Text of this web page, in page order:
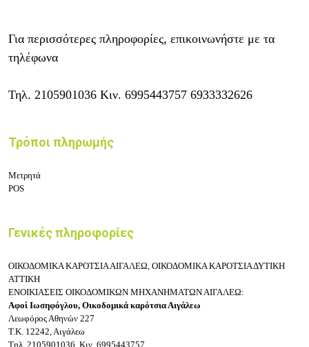
Για περισσότερες πληροφορίες, επικοινωνήστε με τα
τηλέφωνα
Τηλ. 2105901036 Κιν. 6995443757 6933332626
Τρόποι πληρωμής
Μετρητά
POS
Γενικές πληροφορίες
ΟΙΚΟΔΟΜΙΚΑ ΚΑΡΟΤΣΙΑ ΑΙΓΑΛΕΩ, ΟΙΚΟΔΟΜΙΚΑ ΚΑΡΟΤΣΙΑ ΔΥΤΙΚΗ
ΑΤΤΙΚΗ
ΕΝΟΙΚΙΑΣΕΙΣ ΟΙΚΟΔΟΜΙΚΩΝ ΜΗΧΑΝΗΜΑΤΩΝ ΑΙΓΑΛΕΩ:
Αφοί Ιωσηφόγλου, Oικοδομικά καρότσια Αιγάλεω
Λεωφόρος Αθηνών 227
Τ.Κ. 12242, Αιγάλεω
Τηλ. 2105901036, Κιν. 6995443757